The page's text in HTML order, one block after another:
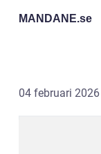
MANDANE.se
04 februari 2026